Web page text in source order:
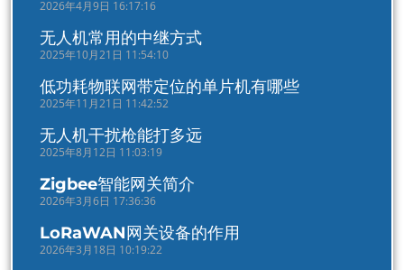
2026年4月9日 16:17:16
无人机常用的中继方式
2025年10月21日 11:54:10
低功耗物联网带定位的单片机有哪些
2025年11月21日 11:42:52
无人机干扰枪能打多远
2025年8月12日 11:03:19
Zigbee智能网关简介
2026年3月6日 17:36:36
LoRaWAN网关设备的作用
2026年3月18日 10:19:22